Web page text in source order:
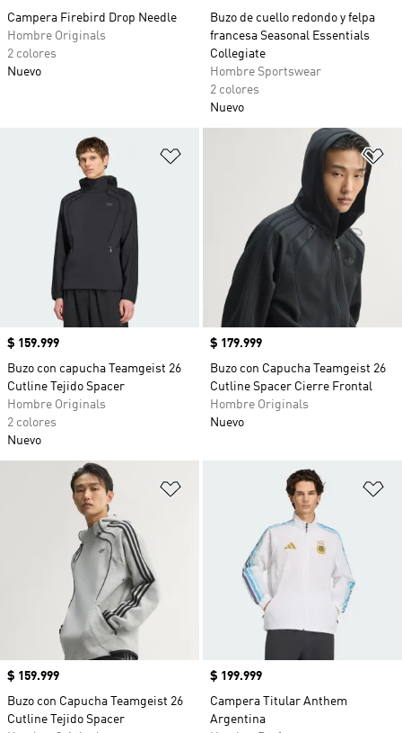
Campera Firebird Drop Needle
Hombre Originals
2 colores
Nuevo
Buzo de cuello redondo y felpa
francesa Seasonal Essentials
Collegiate
Hombre Sportswear
2 colores
Nuevo
Añadir a la lista de deseos
Precio
$ 159.999
Buzo con capucha Teamgeist 26
Cutline Tejido Spacer
Hombre Originals
2 colores
Nuevo
Precio
$ 179.999
Buzo con Capucha Teamgeist 26
Cutline Spacer Cierre Frontal
Hombre Originals
Nuevo
Añadir a la lista de deseos
Precio
$ 159.999
Buzo con Capucha Teamgeist 26
Cutline Tejido Spacer
Precio
$ 199.999
Campera Titular Anthem
Argentina